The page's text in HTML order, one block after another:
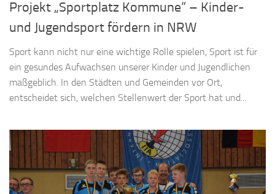
Projekt „Sportplatz Kommune“ – Kinder-
und Jugendsport fördern in NRW
Sport kann nicht nur eine wichtige Rolle spielen, Sport ist für
ein gesundes Aufwachsen unserer Kinder und Jugendlichen
maßgeblich. In den Städten und Gemeinden vor Ort,
entscheidet sich, welchen Stellenwert der Sport hat und...